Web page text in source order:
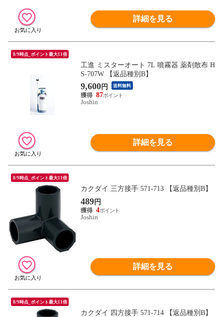
詳細を見る
8/9時点_ポイント最大11倍
工進 ミスターオート 7L 噴霧器 薬剤散布 H
S-707W 【返品種別B】
9,600円 送料無料
87
Joshin
詳細を見る
8/9時点_ポイント最大11倍
カクダイ 三方接手 571-713 【返品種別B】
489円
4
Joshin
詳細を見る
8/9時点_ポイント最大11倍
カクダイ 四方接手 571-714 【返品種別B】